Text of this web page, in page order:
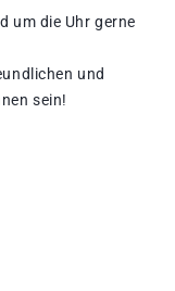
um die Uhr gerne
und
sein!